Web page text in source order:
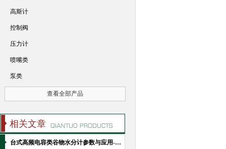
高斯计
控制阀
压力计
喷嘴类
泵类
查看全部产品
相关文章
台式高频电容类谷物水分计参数与应用-kett谷物水分计PM-650